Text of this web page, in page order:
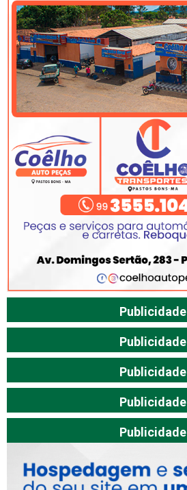
Publicidade
Publicidade
Publicidade
Publicidade
Publicidade